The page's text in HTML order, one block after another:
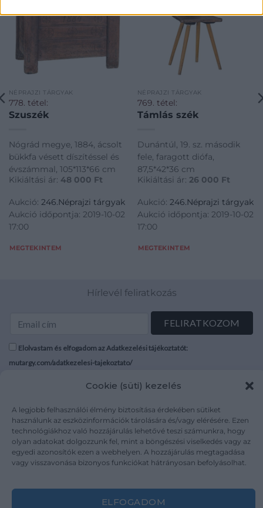
Cookie (süti) kezelés
A legjobb felhasználói élmény biztosítása érdekében sütiket
használunk az eszközinformációk tárolására és/vagy elérésére. Ezen
technológiákhoz való hozzájárulás lehetővé teszi számunkra, hogy
olyan adatokat dolgozzunk fel, mint a böngészési viselkedés vagy az
egyedi azonosítók ezen a webhelyen. A hozzájárulás megtagadása
vagy visszavonása bizonyos funkciókat hátrányosan befolyásolhat.
ELFOGADOM
NÉPRAJZI TÁRGYAK
778. tétel:
Szuszék
Nógrád megye, 1884, ácsolt
bükkfa vésett díszítéssel és
évszámmal, 105*113*66 cm
Kikiáltási ár: 48 000 Ft
Aukció: 246.Néprajzi tárgyak
Aukció időpontja: 2019-10-02
17:00
MEGTEKINTEM
NÉPRAJZI TÁRGYAK
769. tétel:
Támlás szék
Dunántúl, 19. sz. második
fele, faragott diófa,
87,5*42*36 cm
Kikiáltási ár: 26 000 Ft
Aukció: 246.Néprajzi tárgyak
Aukció időpontja: 2019-10-02
17:00
MEGTEKINTEM
Hírlevél feliratkozás
Elolvastam és elfogadom az Adatkezelési tájékoztatót:
mutargy.com/adatkezelesi-tajekoztato/
Médiaajánlat
Karrier
Kapcsolat
Áraink
ÁSZF
Adatvédelem
Impresszum